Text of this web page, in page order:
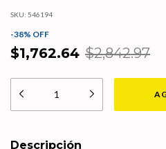
SKU: 546194
-38% OFF
$1,762.64 $2,842.97
Descripción